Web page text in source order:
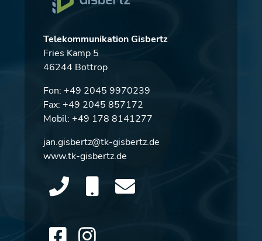
Telekommunikation Gisbertz
Fries Kamp 5
46244 Bottrop
Fon: +49 2045 9970239
Fax: +49 2045 857172
Mobil: +49 178 8141277
jan.gisbertz@tk-gisbertz.de
www.tk-gisbertz.de